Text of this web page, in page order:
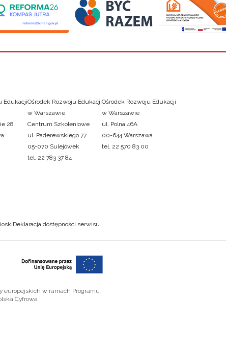
Edukacji
28
Ośrodek Rozwoju Edukacji
w Warszawie
Centrum Szkoleniowe
ul. Paderewskiego 77
05-070 Sulejówek
tel. 22 783 37 84
Ośrodek Rozwoju Edukacji
w Warszawie
ul. Polna 46A
00-644 Warszawa
tel. 22 570 83 00
Deklaracja dostępności serwisu
europejskich w ramach Programu
Cyfrowa